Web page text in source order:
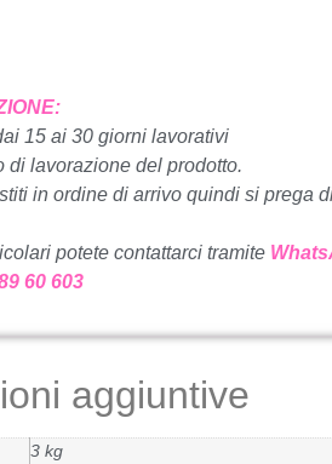
15 ai 30 giorni lavorativi
di lavorazione del prodotto.
in ordine di arrivo quindi si prega
potete contattarci tramite
60 603
aggiuntive
3 kg